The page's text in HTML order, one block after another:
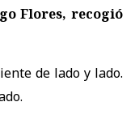
Flores, recogió
de lado y lado.